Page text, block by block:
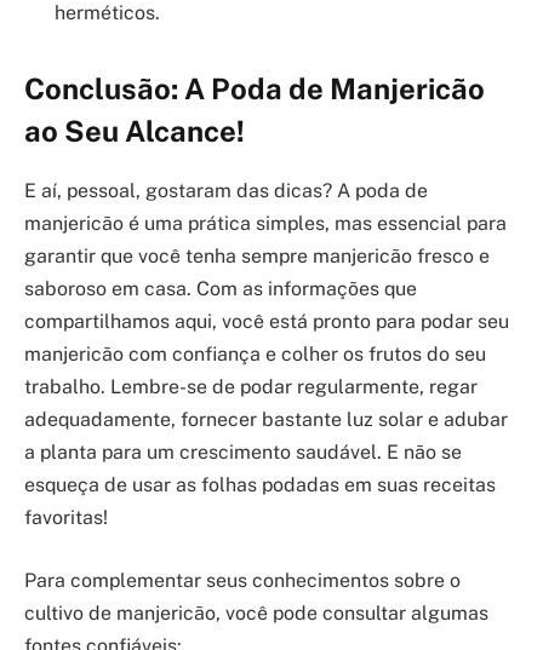
herméticos.
Conclusão: A Poda de Manjericão
ao Seu Alcance!
E aí, pessoal, gostaram das dicas? A poda de
manjericão é uma prática simples, mas essencial para
garantir que você tenha sempre manjericão fresco e
saboroso em casa. Com as informações que
compartilhamos aqui, você está pronto para podar seu
manjericão com confiança e colher os frutos do seu
trabalho. Lembre-se de podar regularmente, regar
adequadamente, fornecer bastante luz solar e adubar
a planta para um crescimento saudável. E não se
esqueça de usar as folhas podadas em suas receitas
favoritas!
Para complementar seus conhecimentos sobre o
cultivo de manjericão, você pode consultar algumas